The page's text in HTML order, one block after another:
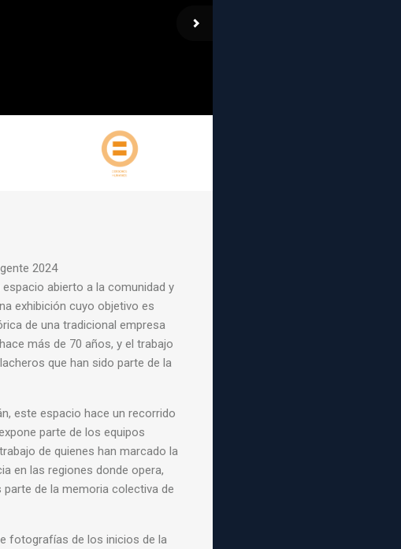
2024
abierto a la comunidad y
exhibición cuyo objetivo es
de una tradicional empresa
más de 70 años, y el trabajo
que han sido parte de la
este espacio hace un recorrido
parte de los equipos
de quienes han marcado la
en las regiones donde opera,
de la memoria colectiva de
fotografías de los inicios de la